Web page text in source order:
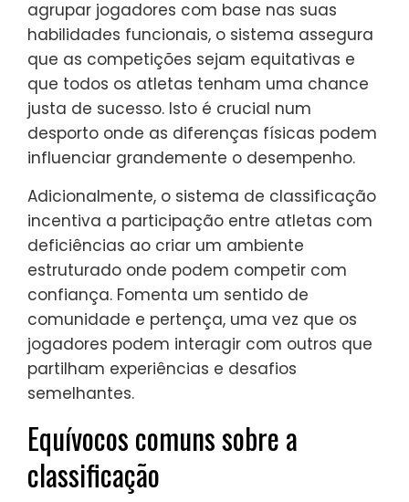
agrupar jogadores com base nas suas
habilidades funcionais, o sistema assegura
que as competições sejam equitativas e
que todos os atletas tenham uma chance
justa de sucesso. Isto é crucial num
desporto onde as diferenças físicas podem
influenciar grandemente o desempenho.
Adicionalmente, o sistema de classificação
incentiva a participação entre atletas com
deficiências ao criar um ambiente
estruturado onde podem competir com
confiança. Fomenta um sentido de
comunidade e pertença, uma vez que os
jogadores podem interagir com outros que
partilham experiências e desafios
semelhantes.
Equívocos comuns sobre a
classificação